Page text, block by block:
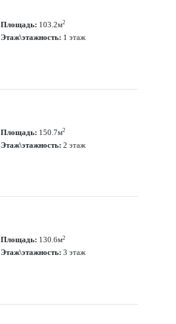
Площадь: 103.2м2
Этаж\этажность: 1 этаж
Площадь: 150.7м2
Этаж\этажность: 2 этаж
Площадь: 130.6м2
Этаж\этажность: 3 этаж